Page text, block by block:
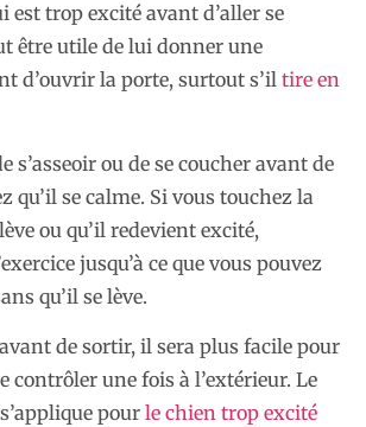
est trop excité avant d’aller se
être utile de lui donner une
d’ouvrir la porte, surtout s’iltire en
s’asseoir ou de se coucher avant de
qu’il se calme. Si vous touchez la
ou qu’il redevient excité,
jusqu’à ce que vous pouvez
qu’il se lève.
de sortir, il sera plus facile pour
contrôler une fois à l’extérieur. Le
pour le chien trop excité